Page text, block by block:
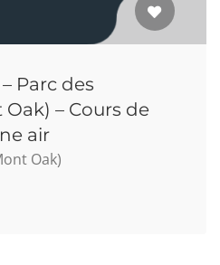
Parc des
– Cours de
air
Oak)